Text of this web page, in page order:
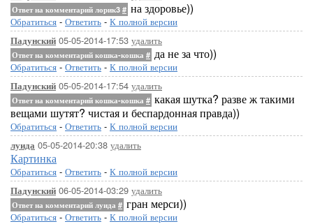
Ответ на комментарий лорик3 # на здоровье))
Обратиться - Ответить - К полной версии
Падунский 05-05-2014-17:53 удалить
Ответ на комментарий кошка-кошка # да не за что))
Обратиться - Ответить - К полной версии
Падунский 05-05-2014-17:54 удалить
Ответ на комментарий кошка-кошка # какая шутка? разве ж такими
вещами шутят? чистая и беспардонная правда))
Обратиться - Ответить - К полной версии
луида 05-05-2014-20:38 удалить
Картинка
Обратиться - Ответить - К полной версии
Падунский 06-05-2014-03:29 удалить
Ответ на комментарий луида # гран мерси))
Обратиться - Ответить - К полной версии